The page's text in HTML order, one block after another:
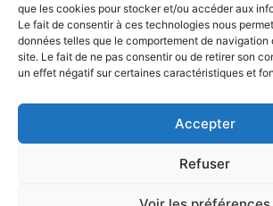
que les cookies pour stocker et/ou accéder aux
Le fait de consentir à ces technologies nous
données telles que le comportement de navigation
site. Le fait de ne pas consentir ou de retirer son
un effet négatif sur certaines caractéristiques et
Accepter
Refuser